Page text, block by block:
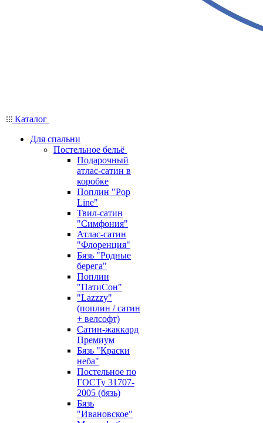
Каталог
Для спальни
Постельное бельё
Подарочный
атлас-сатин в
коробке
Поплин "Pop
Line"
Твил-сатин
"Симфония"
Атлас-сатин
"Флоренция"
Бязь "Родные
берега"
Поплин
"ПатиСон"
"Lazzzy"
(поплин / сатин
+ велсофт)
Сатин-жаккард
Премиум
Бязь "Краски
неба"
Постельное по
ГОСТу 31707-
2005 (бязь)
Бязь
"Ивановское"